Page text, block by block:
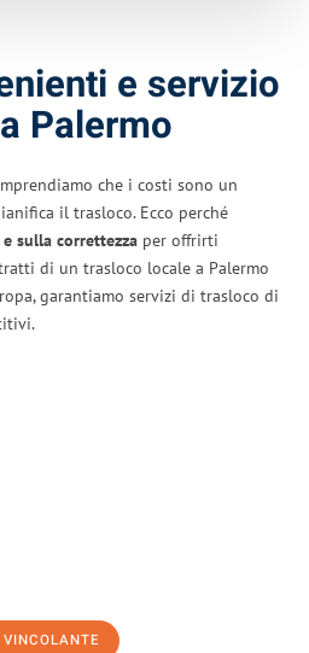
e servizio
Palermo
che i costi sono un
il trasloco. Ecco perché
sulla correttezza per offrirti
di un trasloco locale a Palermo
garantiamo servizi di trasloco di